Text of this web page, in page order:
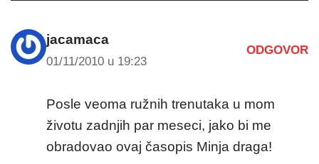
jacamaca
01/11/2010 u 19:23
ODGOVOR
Posle veoma ružnih trenutaka u mom
životu zadnjih par meseci, jako bi me
obradovao ovaj časopis Minja draga!